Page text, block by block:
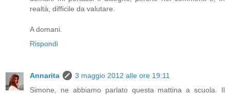
realtà, difficile da valutare.
A domani.
Rispondi
Annarita
3 maggio 2012 alle ore 19:11
Simone, ne abbiamo parlato questa mattina a scuola. Il